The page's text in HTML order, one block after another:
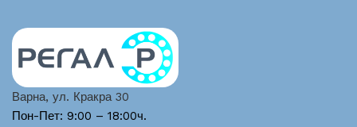
Варна, ул. Кракра 30
Пон-Пет: 9:00 – 18:00ч.